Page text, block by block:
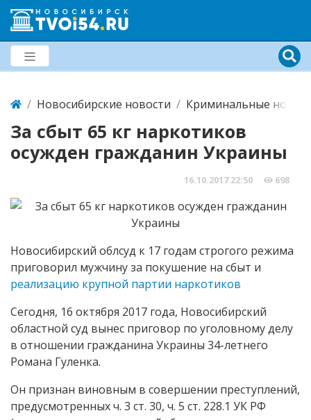
Новосибирские новости Криминальные
За сбыт 65 кг наркотиков
осужден гражданин Украины
16.10.2017 22:50 698
Новосибирский облсуд к 17 годам строгого режима
приговорил мужчину за покушение на сбыт и
реализацию крупной партии наркотиков
Сегодня, 16 октября 2017 года, Новосибирский
областной суд вынес приговор по уголовному делу
в отношении гражданина Украины 34-летнего
Романа Гуленка.
Он признан виновным в совершении преступлений,
предусмотренных ч. 3 ст. 30, ч. 5 ст. 228.1 УК РФ